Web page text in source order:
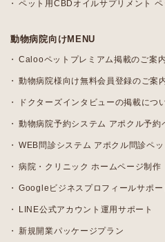
ペット用CBDオイルサプリメント ペ
動物病院向けMENU
Calooペットプレミアム掲載のご案内
動物病院様向け無料会員登録のご案
ドクターズインタビューの掲載につ
動物病院予約システム アポクル予約
WEB問診システム アポクル問診ペッ
病院・クリニック ホームページ制作
Googleビジネスプロフィールサポー
LINE公式アカウント運用サポート
新規開業パッケージプラン